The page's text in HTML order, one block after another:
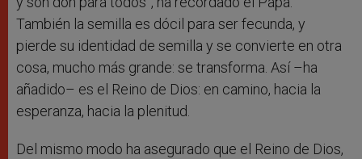
También la semilla es dócil para ser fecunda, y
pierde su identidad de semilla y se convierte en otra
cosa, mucho más grande: se transforma. Así –ha
añadido– es el Reino de Dios: en camino, hacia la
esperanza, hacia la plenitud.
Del mismo modo ha asegurado que el Reino de Dios,